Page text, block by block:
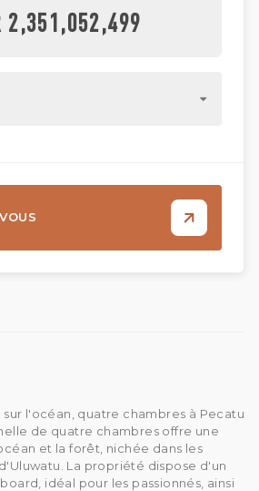
l'océan, quatre chambres à Pecatu
de quatre chambres offre une
et la forêt, nichée dans les
La propriété dispose d'un
idéal pour les passionnés, ainsi
IDR 2,351,052,499